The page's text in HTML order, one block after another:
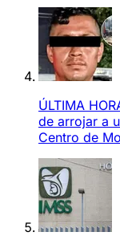
ÚLTIMA
de arrojar a
Centro de